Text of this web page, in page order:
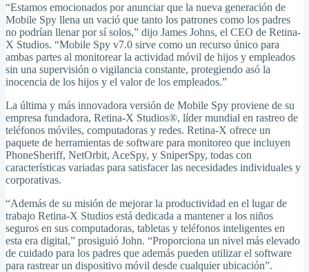
“Estamos emocionados por anunciar que la nueva generación de
Mobile Spy llena un vació que tanto los patrones como los padres
no podrían llenar por sí solos,” dijo James Johns, el CEO de Retina-
X Studios. “Mobile Spy v7.0 sirve como un recurso único para
ambas partes al monitorear la actividad móvil de hijos y empleados
sin una supervisión o vigilancia constante, protegiendo asó la
inocencia de los hijos y el valor de los empleados.”
La última y más innovadora versión de Mobile Spy proviene de su
empresa fundadora, Retina-X Studios®, líder mundial en rastreo de
teléfonos móviles, computadoras y redes. Retina-X ofrece un
paquete de herramientas de software para monitoreo que incluyen
PhoneSheriff, NetOrbit, AceSpy, y SniperSpy, todas con
características variadas para satisfacer las necesidades individuales y
corporativas.
“Además de su misión de mejorar la productividad en el lugar de
trabajo Retina-X Studios está dedicada a mantener a los niños
seguros en sus computadoras, tabletas y teléfonos inteligentes en
esta era digital,” prosiguió John. “Proporciona un nivel más elevado
de cuidado para los padres que además pueden utilizar el software
para rastrear un dispositivo móvil desde cualquier ubicación”.